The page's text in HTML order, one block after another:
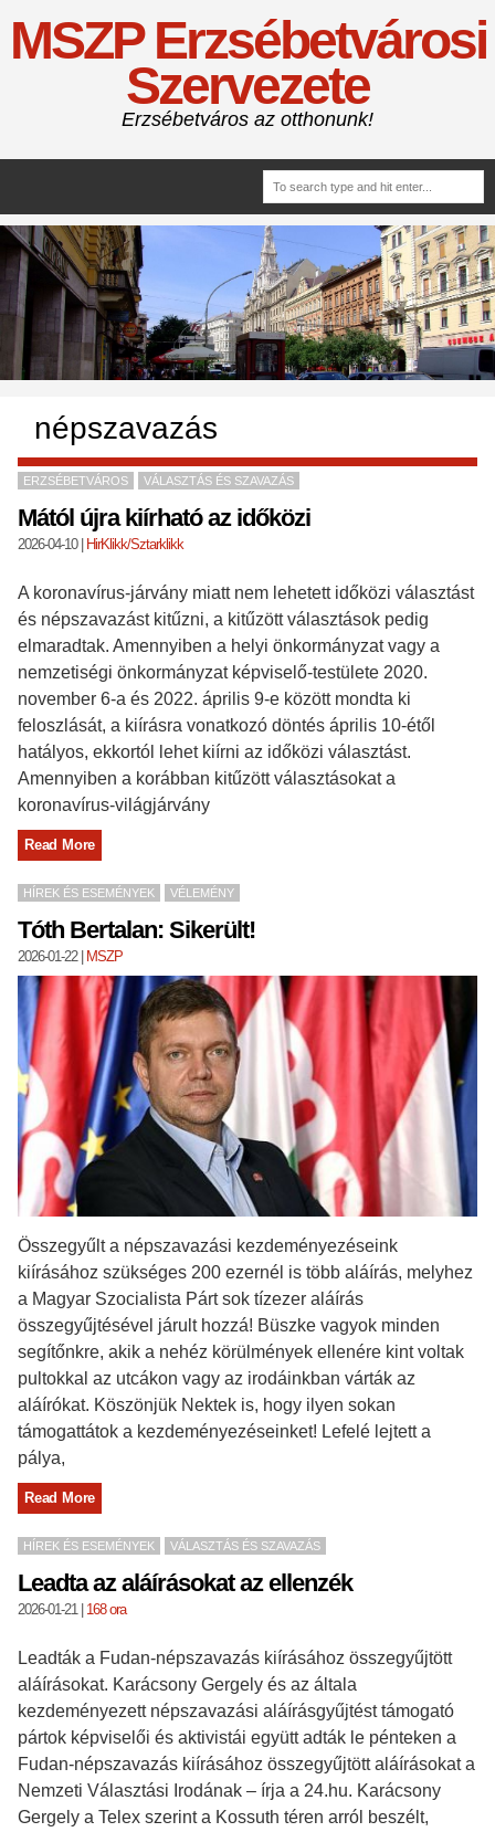
MSZP Erzsébetvárosi
Szervezete
Erzsébetváros az otthonunk!
népszavazás
ERZSÉBETVÁROS VÁLASZTÁS ÉS SZAVAZÁS
Mától újra kiírható az időközi
2026-04-10| HirKlikk/Sztarklikk
A koronavírus-járvány miatt nem lehetett időközi választást
és népszavazást kitűzni, a kitűzött választások pedig
elmaradtak. Amennyiben a helyi önkormányzat vagy a
nemzetiségi önkormányzat képviselő-testülete 2020.
november 6-a és 2022. április 9-e között mondta ki
feloszlását, a kiírásra vonatkozó döntés április 10-étől
hatályos, ekkortól lehet kiírni az időközi választást.
Amennyiben a korábban kitűzött választásokat a
koronavírus-világjárvány
Read More
HÍREK ÉS ESEMÉNYEK VÉLEMÉNY
Tóth Bertalan: Sikerült!
2026-01-22| MSZP
Összegyűlt a népszavazási kezdeményezéseink
kiírásához szükséges 200 ezernél is több aláírás, melyhez
a Magyar Szocialista Párt sok tízezer aláírás
összegyűjtésével járult hozzá! Büszke vagyok minden
segítőnkre, akik a nehéz körülmények ellenére kint voltak
pultokkal az utcákon vagy az irodáinkban várták az
aláírókat. Köszönjük Nektek is, hogy ilyen sokan
támogattátok a kezdeményezéseinket! Lefelé lejtett a
pálya,
Read More
HÍREK ÉS ESEMÉNYEK VÁLASZTÁS ÉS SZAVAZÁS
Leadta az aláírásokat az ellenzék
2026-01-21 168 ora
Leadták a Fudan-népszavazás kiírásához összegyűjtött
aláírásokat. Karácsony Gergely és az általa
kezdeményezett népszavazási aláírásgyűjtést támogató
pártok képviselői és aktivistái együtt adták le pénteken a
Fudan-népszavazás kiírásához összegyűjtött aláírásokat a
Nemzeti Választási Irodának – írja a 24.hu. Karácsony
Gergely a Telex szerint a Kossuth téren arról beszélt,